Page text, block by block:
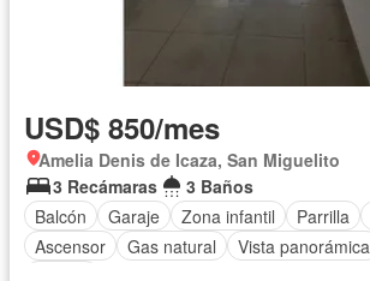
USD$ 850/mes
Amelia Denis de Icaza, San Miguelito
3 Recámaras
3 Baños
Balcón
Garaje Zona infantil Parrilla
Ascensor
Gas natural Vista panorámica